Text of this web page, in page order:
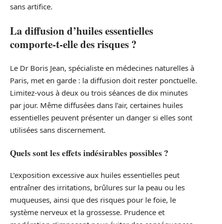
sans artifice.
La diffusion d’huiles essentielles
comporte-t-elle des risques ?
Le Dr Boris Jean, spécialiste en médecines naturelles à
Paris, met en garde : la diffusion doit rester ponctuelle.
Limitez-vous à deux ou trois séances de dix minutes
par jour. Même diffusées dans l’air, certaines huiles
essentielles peuvent présenter un danger si elles sont
utilisées sans discernement.
Quels sont les effets indésirables possibles ?
L’exposition excessive aux huiles essentielles peut
entraîner des irritations, brûlures sur la peau ou les
muqueuses, ainsi que des risques pour le foie, le
système nerveux et la grossesse. Prudence et